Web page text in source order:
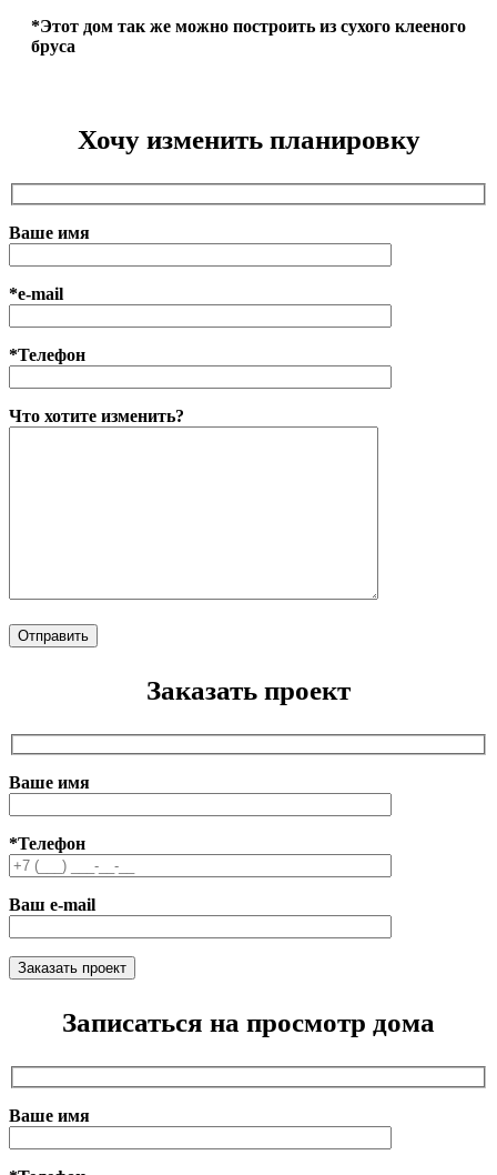
*Этот дом так же можно построить из сухого клееного
бруса
Хочу изменить планировку
Ваше имя
*e-mail
*Телефон
Что хотите изменить?
Заказать проект
Ваше имя
*Телефон
Ваш e-mail
Записаться на просмотр дома
Ваше имя